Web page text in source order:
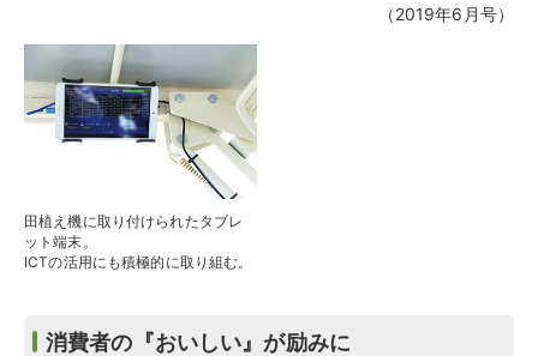
（2019年6月号）
田植え機に取り付けられたタブレ
ット端末。
ICTの活用にも積極的に取り組む。
消費者の『おいしい』が励みに